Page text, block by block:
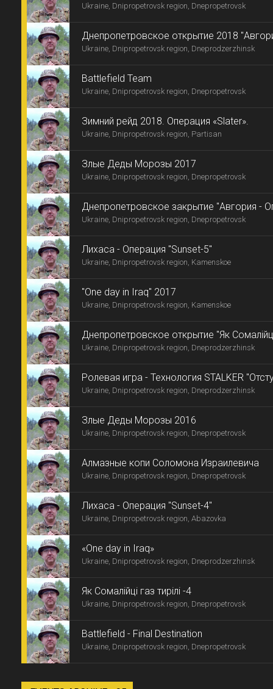
Ukraine, Dnipropetrovsk region, Dnepropetrovsk
Днепропетровское открытие 2018
Ukraine, Dnipropetrovsk region, Dneprodzerzhinsk
Battlefield Team
Ukraine, Dnipropetrovsk region, Dnepropetrovsk
Зимний рейд 2018. Операция «Slater».
Ukraine, Dnipropetrovsk region, Partisan
Злые Деды Морозы 2017
Ukraine, Dnipropetrovsk region, Dnepropetrovsk
Днепропетровское закрытие "Авгория -
Ukraine, Dnipropetrovsk region, Dnepropetrovsk
Лихаса - Операция "Sunset-5"
Ukraine, Dnipropetrovsk region, Kamenskoe
"One day in Iraq" 2017
Ukraine, Dnipropetrovsk region, Kamenskoe
Днепропетровское открытие "Як Сомалійці
Ukraine, Dnipropetrovsk region, Dneprodzerzhinsk
Ролевая игра - Технология STALKER
Ukraine, Dnipropetrovsk region, Dneprodzerzhinsk
Злые Деды Морозы 2016
Ukraine, Dnipropetrovsk region, Dnepropetrovsk
Алмазные копи Соломона Израилевича
Ukraine, Dnipropetrovsk region, Dnepropetrovsk
Лихаса - Операция "Sunset-4"
Ukraine, Dnipropetrovsk region, Abazovka
«One day in Iraq»
Ukraine, Dnipropetrovsk region, Dneprodzerzhinsk
Як Сомалійці газ тирілі -4
Ukraine, Dnipropetrovsk region, Dnepropetrovsk
Battlefield - Final Destination
Ukraine, Dnipropetrovsk region, Dnepropetrovsk